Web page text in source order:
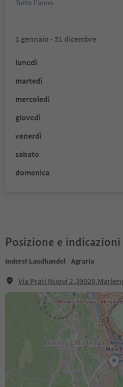
Tutto l'anno
1 gennaio - 31 dicembre
lunedì
martedì
mercoledì
giovedì
venerdì
sabato
domenica
Posizione e indicazioni
Inderst Landhandel - Agraria
Via Prati Nuovi